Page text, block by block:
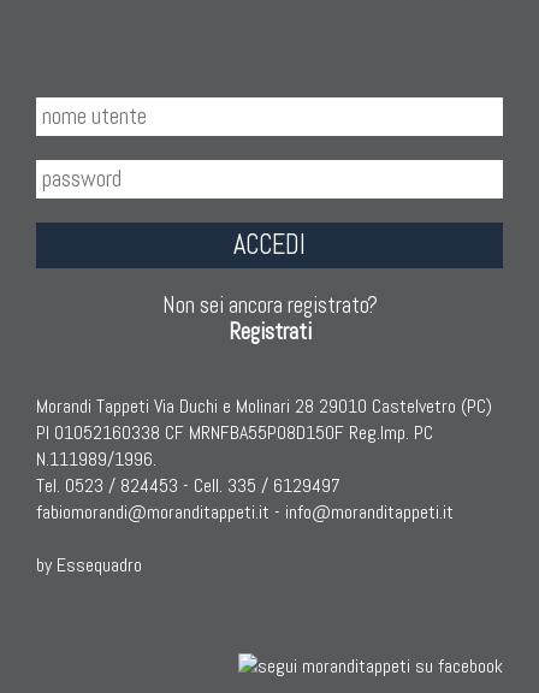
ACCEDI
Non sei ancora registrato?
Registrati
Morandi Tappeti Via Duchi e Molinari 28 29010 Castelvetro (PC)
PI 01052160338 CF MRNFBA55P08D150F Reg.Imp. PC
N.111989/1996.
Tel. 0523 / 824453 - Cell. 335 / 6129497
fabiomorandi@moranditappeti.it - info@moranditappeti.it
by Essequadro